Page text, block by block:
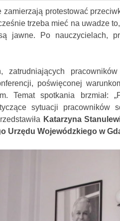
protestować
trzeba mieć na uwadze
jawne. Po nauczycielach,
poświęconej
Temat spotkania brzmiał:
sytuacji pracowników
Katarzyna
Urzędu Wojewódzkiego w